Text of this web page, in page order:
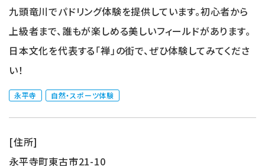
九頭竜川でパドリング体験を提供しています。初心者から
上級者まで、誰もが楽しめる美しいフィールドがあります。
日本文化を代表する「禅」の街で、ぜひ体験してみてくださ
い！
永平寺 自然・スポーツ体験
[住所]
永平寺町東古市21-10